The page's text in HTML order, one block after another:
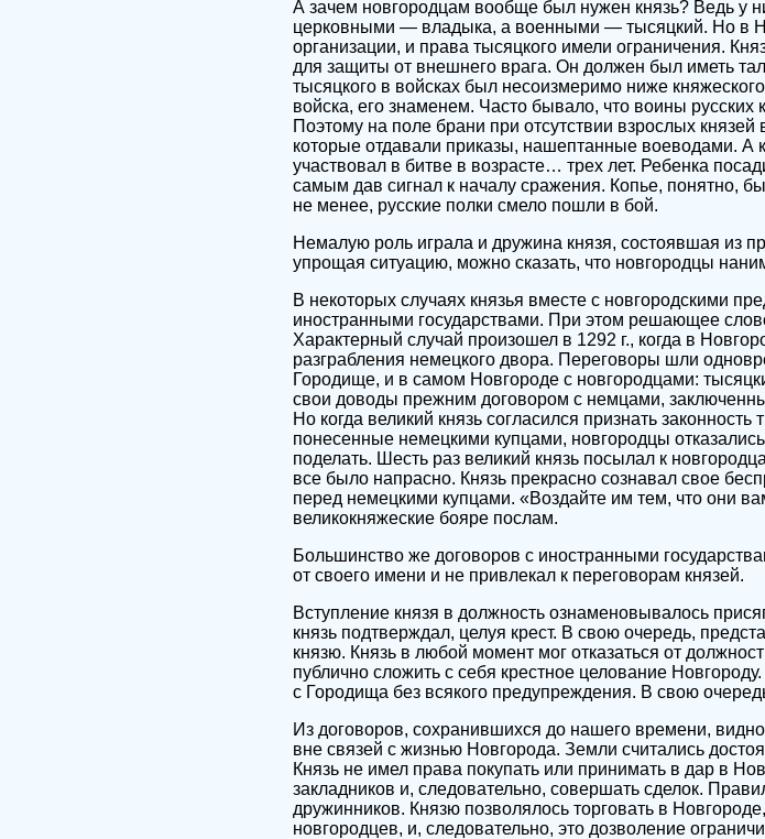
А зачем новгородцам вообще был нужен князь? Ведь у
церковными — владыка, а военными — тысяцкий. Но в
организации, и права тысяцкого имели ограничения.
для защиты от внешнего врага. Он должен был иметь
тысяцкого в войсках был несоизмеримо ниже
войска, его знаменем. Часто бывало, что воины русских
Поэтому на поле брани при отсутствии взрослых
которые отдавали приказы, нашептанные воеводами. А
участвовал в битве в возрасте… трех лет. Ребенка
самым дав сигнал к началу сражения. Копье, понятно,
не менее, русские полки смело пошли в бой.
Немалую роль играла и дружина князя, состоявшая из
упрощая ситуацию, можно сказать, что новгородцы
В некоторых случаях князья вместе с новгородскими
иностранными государствами. При этом решающее
Характерный случай произошел в 1292 г., когда в
разграбления немецкого двора. Переговоры шли
Городище, и в самом Новгороде с новгородцами:
свои доводы прежним договором с немцами,
Но когда великий князь согласился признать
понесенные немецкими купцами, новгородцы
поделать. Шесть раз великий князь посылал к
все было напрасно. Князь прекрасно сознавал свое
перед немецкими купцами. «Воздайте им тем, что они
великокняжеские бояре послам.
Большинство же договоров с иностранными
от своего имени и не привлекал к переговорам князей.
Вступление князя в должность ознаменовывалось
князь подтверждал, целуя крест. В свою очередь,
князю. Князь в любой момент мог отказаться от
публично сложить с себя крестное целование
с Городища без всякого предупреждения. В свою
Из договоров, сохранившихся до нашего времени,
вне связей с жизнью Новгорода. Земли считались
Князь не имел права покупать или принимать в дар в
закладников и, следовательно, совершать сделок.
дружинников. Князю позволялось торговать в
новгородцев, и, следовательно, это дозволение